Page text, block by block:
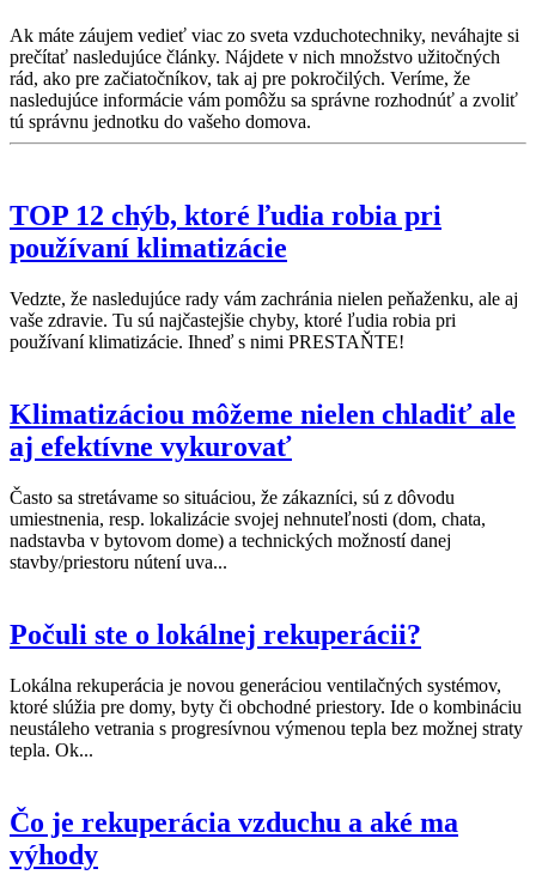
Ak máte záujem vedieť viac zo sveta vzduchotechniky, neváhajte si
prečítať nasledujúce články. Nájdete v nich množstvo užitočných
rád, ako pre začiatočníkov, tak aj pre pokročilých. Veríme, že
nasledujúce informácie vám pomôžu sa správne rozhodnúť a zvoliť
tú správnu jednotku do vašeho domova.
TOP 12 chýb, ktoré ľudia robia pri
používaní klimatizácie
Vedzte, že nasledujúce rady vám zachránia nielen peňaženku, ale aj
vaše zdravie. Tu sú najčastejšie chyby, ktoré ľudia robia pri
používaní klimatizácie. Ihneď s nimi PRESTAŇTE!
Klimatizáciou môžeme nielen chladiť ale
aj efektívne vykurovať
Často sa stretávame so situáciou, že zákazníci, sú z dôvodu
umiestnenia, resp. lokalizácie svojej nehnuteľnosti (dom, chata,
nadstavba v bytovom dome) a technických možností danej
stavby/priestoru nútení uva...
Počuli ste o lokálnej rekuperácii?
Lokálna rekuperácia je novou generáciou ventilačných systémov,
ktoré slúžia pre domy, byty či obchodné priestory. Ide o kombináciu
neustáleho vetrania s progresívnou výmenou tepla bez možnej straty
tepla. Ok...
Čo je rekuperácia vzduchu a aké ma
výhody